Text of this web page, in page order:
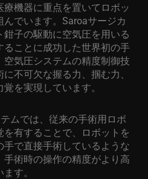
療機器に重点を置いてロボッ
でいます。 Saroaサージカ
鉗子の駆動に空気圧を用いる
ることに成功した世界初の手
気圧システムの精度制御技
不可欠な握る力、掴む力、
を実現しています。
ムでは、 従来の手術用ロボ
有することで、
ロボットを
で直接手術しているような
術時の操作の精度がより高
す。